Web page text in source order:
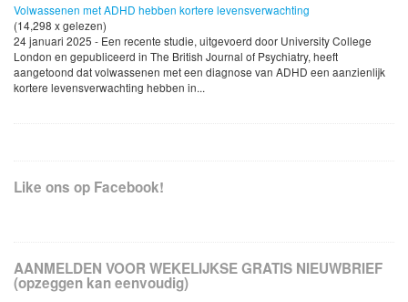
Volwassenen met ADHD hebben kortere levensverwachting
(14,298 x gelezen)
24 januari 2025 - Een recente studie, uitgevoerd door University College
London en gepubliceerd in The British Journal of Psychiatry, heeft
aangetoond dat volwassenen met een diagnose van ADHD een aanzienlijk
kortere levensverwachting hebben in...
Like ons op Facebook!
AANMELDEN VOOR WEKELIJKSE GRATIS NIEUWBRIEF
(opzeggen kan eenvoudig)